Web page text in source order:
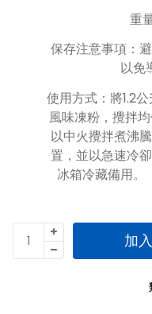
重
保存注意事項：
以免
使用方式：將1.2
風味凍粉，攪拌
以中火攪拌煮沸
置，並以急速冷
冰箱冷藏備用。
春
堂
加